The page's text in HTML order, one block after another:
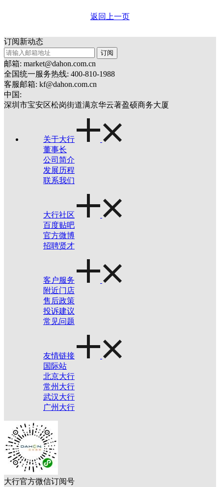
返回上一页
订阅新动态
订阅
邮箱: market@dahon.com.cn
全国统一服务热线: 400-810-1988
客服邮箱: kf@dahon.com.cn
中国:
深圳市宝安区松岗街道满京华云著盈硕商务大厦
关于大行
董事长
公司简介
发展历程
联系我们
大行社区
百度贴吧
官方微博
招聘贤才
客户服务
附近门店
售后政策
投诉建议
常见问题
友情链接
国际站
北京大行
常州大行
武汉大行
广州大行
大行官方微信订阅号